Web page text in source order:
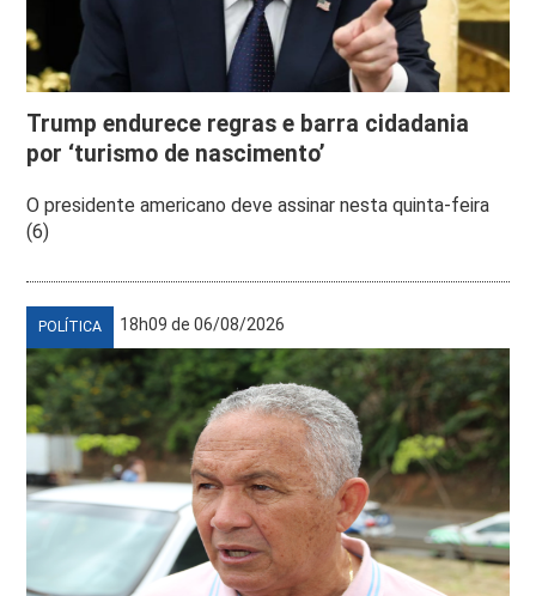
Trump endurece regras e barra cidadania
por ‘turismo de nascimento’
O presidente americano deve assinar nesta quinta-feira
(6)
POLÍTICA 18h09 de 06/08/2026